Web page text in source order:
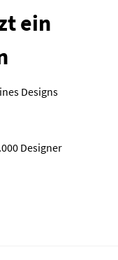
ein
Designs
Designer